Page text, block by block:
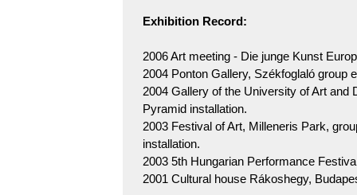
Exhibition Record:
2006 Art meeting - Die junge Kunst
2004 Ponton Gallery, Székfoglaló group
2004 Gallery of the University of Art and
Pyramid installation.
2003 Festival of Art, Milleneris Park,
installation.
2003 5th Hungarian Performance
2001 Cultural house Rákoshegy,